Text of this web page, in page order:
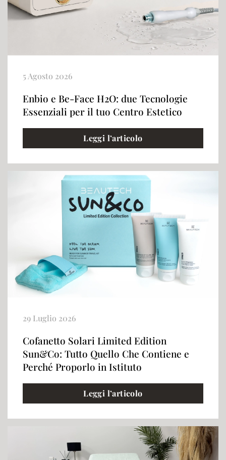
5 Agosto 2026
Enbio e Be-Face H2O: due Tecnologie
Essenziali per il tuo Centro Estetico
Leggi l’articolo
29 Luglio 2026
Cofanetto Solari Limited Edition
Sun&Co: Tutto Quello Che Contiene e
Perché Proporlo in Istituto
Leggi l’articolo